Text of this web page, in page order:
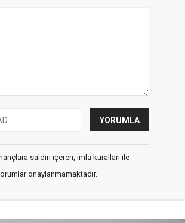
saldırı içeren, imla kuralları ile
onaylanmamaktadır.